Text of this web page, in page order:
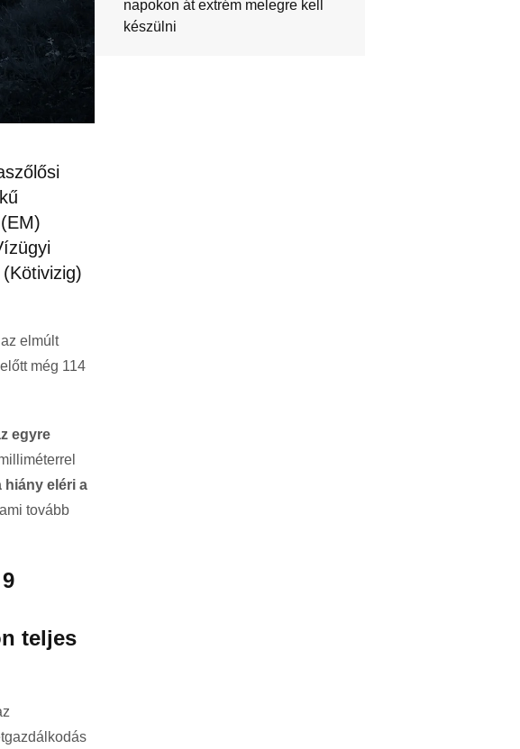
elmúlt
még 114
egyre
hiány eléri a
tovább
teljes
napokon át extrém melegre kell
készülni